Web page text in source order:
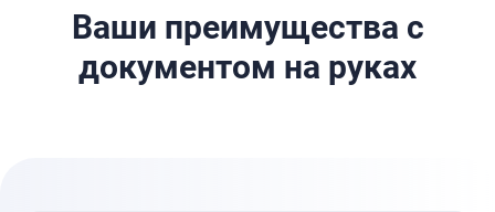
Ваши преимущества с
документом на руках